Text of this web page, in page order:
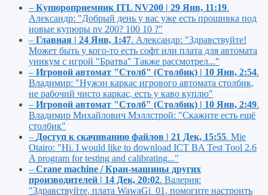
– Купюроприемник ITL NV200 | 29 Янв, 11:19.
Александр: "Добрый день у вас уже есть прошивка под
новые купюры nv 200? 100 10 ?"
– Главная | 24 Янв, 1:47. Александр: "Здравствуйте!
Может быть у кого-то есть софт или плата для автомата
уникум с игрой "Братва" Также рассмотрел..."
– Игровой автомат "Столб" (Столбик) | 10 Янв, 2:54.
Владимир: "Нужэн каркас игрового автомата столбик,
не рабочий чисто каркас, есть у каво куплю"
– Игровой автомат "Столб" (Столбик) | 10 Янв, 2:49.
Владимир Михайлович Мэллстрой: "Скажите есть ещё
столбик"
– Доступ к скачиванию файлов | 21 Дек, 15:55. Mie
Otairo: "Hi. I would like to download ICT BA Test Tool 2.6
A program for testing and calibrating..."
– Crane machine / Кран-машины других
производителей | 14 Дек, 20:02. Валерия:
"Здравствуйте, плата WawaGi_01, помогите настроить